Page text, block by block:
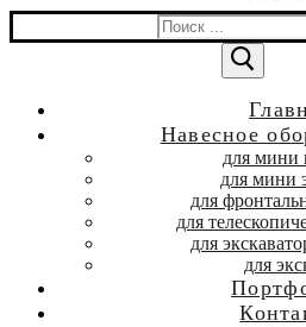
Найти:
Навесное
для мини
для мини
для
для
для
для